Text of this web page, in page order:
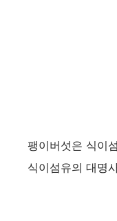
팽이버섯은 식이
식이섬유의 대명